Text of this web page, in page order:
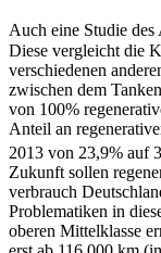
Auch eine Studie
Diese vergleicht die
verschiedenen
zwischen dem
von 100%
Anteil an
2013 von 23,9% auf
Zukunft sollen
verbrauch
Problematiken in
oberen Mittelklasse